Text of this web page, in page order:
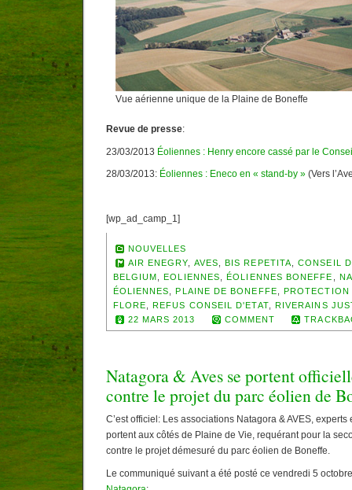
Vue aérienne unique de la Plaine de Boneffe
Revue de presse:
23/03/2013 Éoliennes : Henry encore cassé par le
28/03/2013: Éoliennes : Eneco en « stand-by » (Vers
[wp_ad_camp_1]
NOUVELLES
AIR ENEGRY
AVES ,BIS REPETITA ,CONSEIL
BELGIUM ,EOLIENNES ,ÉOLIENNES BONEFFE
ÉOLIENNES
,PLAINE DE BONEFFE
PROTECTION
FLORE ,REFUS CONSEIL D'ETAT, RIVERAINS
22 MARS 2013
COMMENT
Natagora & Aves se portent
contre le projet du parc éolien de
C’est officiel: Les associations Natagora & AVES,
portent aux côtés de Plaine de Vie, requérant pour la
contre le projet démesuré du parc éolien de Boneffe.
Le communiqué suivant a été posté ce vendredi 5